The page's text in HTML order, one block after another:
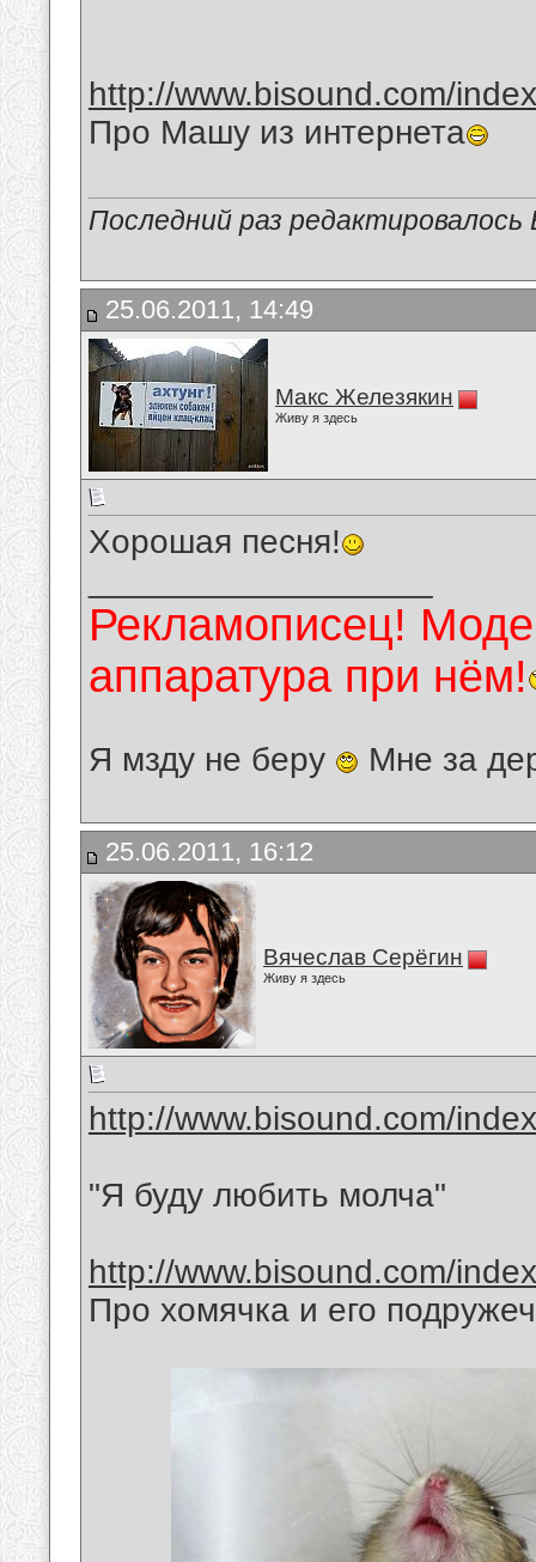
http://www.bisound.com/
Про Машу из интернета
Последний раз
25.06.2011, 14:49
Макс Железякин
Живу я здесь
Хорошая песня!
Рекламописец!
аппаратура при нём!
Я мзду не беру Мне за
25.06.2011, 16:12
Вячеслав Серёгин
Живу я здесь
http://www.bisound.com/
"Я буду любить молча"
http://www.bisound.com/
Про хомячка и его